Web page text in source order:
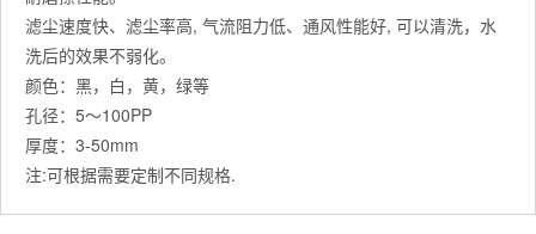
滤尘速度快、滤尘率高, 气流阻力低、通风性能好, 可以清洗，水
洗后的效果不弱化。
颜色：黑，白，黄，绿等
孔径：5～100PP
厚度：3-50mm
注:可根据需要定制不同规格.